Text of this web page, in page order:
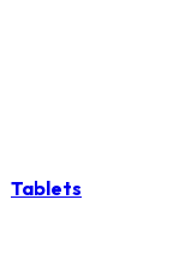
Tablets